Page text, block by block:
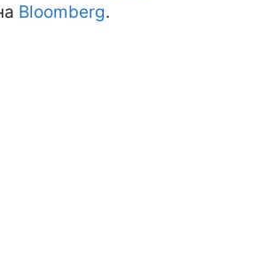
Bloomberg.